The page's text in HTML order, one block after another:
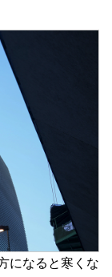
になると寒くな